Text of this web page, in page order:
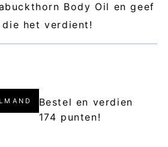
Body Oil en geef
het verdient!
Bestel en verdien
174 punten!